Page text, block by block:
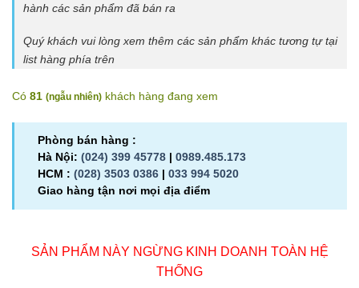
hành các sản phẩm đã bán ra
Quý khách vui lòng xem thêm các sản phẩm khác tương tự tại
list hàng phía trên
Có 81 (ngẫu nhiên) khách hàng đang xem
Phòng bán hàng :
Hà Nội: (024) 399 45778 | 0989.485.173
HCM : (028) 3503 0386 | 033 994 5020
Giao hàng tận nơi mọi địa điểm
SẢN PHẨM NÀY NGỪNG KINH DOANH TOÀN HỆ
THỐNG